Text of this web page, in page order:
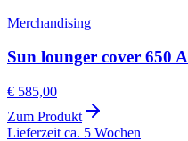
Merchandising
Sun lounger cover 650
€ 585,00
Zum Produkt
Lieferzeit ca. 5 Wochen